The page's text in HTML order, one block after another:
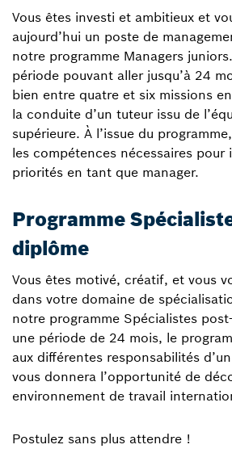
Vous êtes investi et ambitieux et
aujourd’hui un poste de
notre programme Managers
période pouvant aller jusqu’à 24
bien entre quatre et six missions
la conduite d’un tuteur issu de
supérieure. À l’issue du
les compétences nécessaires pour
priorités en tant que manager.
Programme
diplôme
Vous êtes motivé, créatif, et vous
dans votre domaine de
notre programme Spécialistes
une période de 24 mois, le
aux différentes responsabilités
vous donnera l’opportunité de
environnement de travail
Postulez sans plus attendre !